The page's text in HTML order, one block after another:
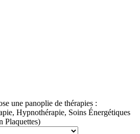
une panoplie de thérapies :
Hypnothérapie, Soins Énergétiques
Plaquettes)